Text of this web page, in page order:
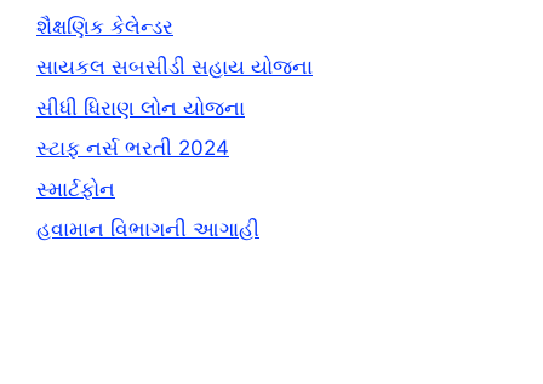
શૈક્ષણિક કેલેન્ડર
સાયકલ સબસીડી સહાય યોજના
સીધી ધિરાણ લોન યોજના
સ્ટાફ નર્સ ભરતી 2024
સ્માર્ટફોન
હવામાન વિભાગની આગાહી